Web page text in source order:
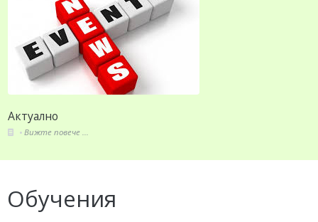
Актуално
Вижте повече ...
Обучения